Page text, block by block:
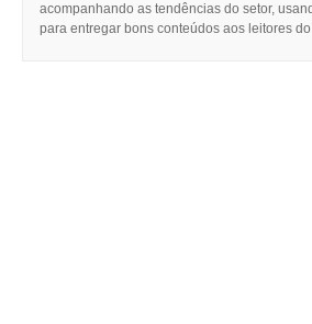
acompanhando as tendências do setor,
para entregar bons conteúdos aos leitores